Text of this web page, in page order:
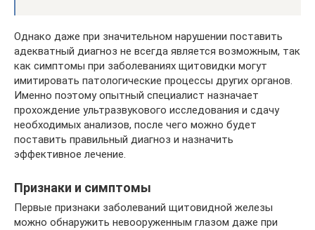
Однако даже при значительном нарушении поставить
адекватный диагноз не всегда является возможным, так
как симптомы при заболеваниях щитовидки могут
имитировать патологические процессы других органов.
Именно поэтому опытный специалист назначает
прохождение ультразвукового исследования и сдачу
необходимых анализов, после чего можно будет
поставить правильный диагноз и назначить
эффективное лечение.
Признаки и симптомы
Первые признаки заболеваний щитовидной железы
можно обнаружить невооруженным глазом даже при